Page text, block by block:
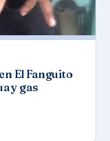
El Fanguito
y gas